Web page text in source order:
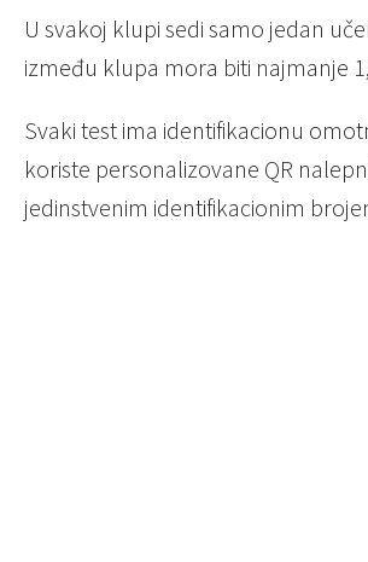
U svakoj klupi sedi samo jedan
između klupa mora biti najmanje
Svaki test ima identifikacionu
koriste personalizovane QR
jedinstvenim identifikacionim